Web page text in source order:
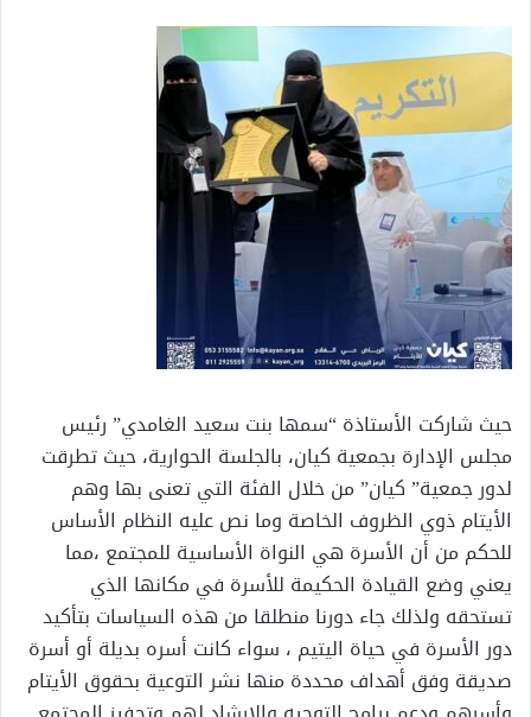
حيث شاركت الأستاذة “سمها بنت سعيد الغامدي” رئيس
مجلس الإدارة بجمعية كيان، بالجلسة الحوارية، حيث تطرقت
لدور جمعية” كيان” من خلال الفئة التي تعنى بها وهم
الأيتام ذوي الظروف الخاصة وما نص عليه النظام الأساس
للحكم من أن الأسرة هي النواة الأساسية للمجتمع ،مما
يعني وضع القيادة الحكيمة للأسرة في مكانها الذي
تستحقه ولذلك جاء دورنا منطلقا من هذه السياسات بتأكيد
دور الأسرة في حياة اليتيم ، سواء كانت أسره بديلة أو أسرة
صديقة وفق أهداف محددة منها نشر التوعية بحقوق الأيتام